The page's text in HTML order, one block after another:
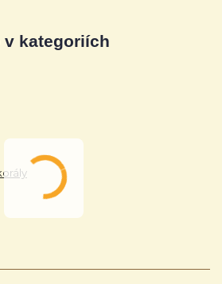
v kategoriích